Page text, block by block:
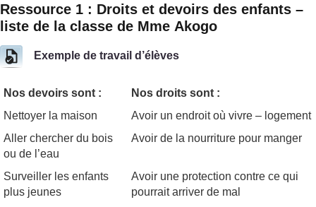
Ressource 1 : Droits et devoirs des enfants –
liste de la classe de Mme Akogo
Exemple de travail d’élèves
Nos devoirs sont :
Nos droits sont :
Nettoyer la maison
Avoir un endroit où vivre – logement
Aller chercher du bois
ou de l’eau
Avoir de la nourriture pour manger
Surveiller les enfants
plus jeunes
Avoir une protection contre ce qui
pourrait arriver de mal